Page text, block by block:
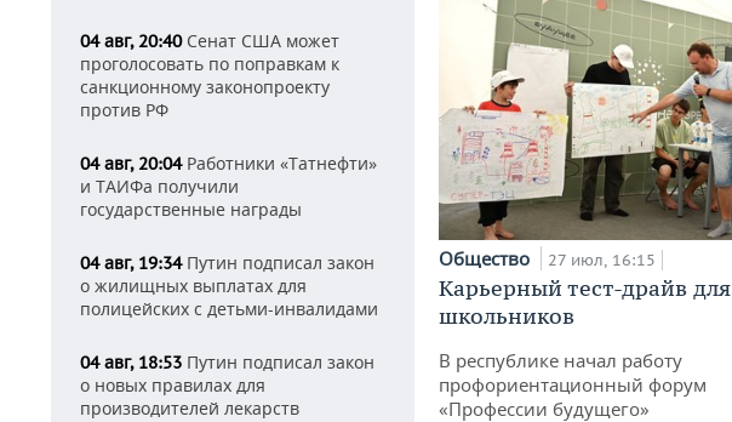
04 авг, 20:40Сенат США может
проголосовать по поправкам к
санкционному законопроекту
против РФ
04 авг, 20:04Работники «Татнефти»
и ТАИФа получили
государственные награды
04 авг, 19:34Путин подписал закон
о жилищных выплатах для
полицейских с детьми-инвалидами
04 авг, 18:53 Путин подписал закон
о новых правилах для
производителей лекарств
Общество 27 июл, 16:15
Карьерный тест-драйв для
школьников
В республике начал работу
профориентационный форум
«Профессии будущего»